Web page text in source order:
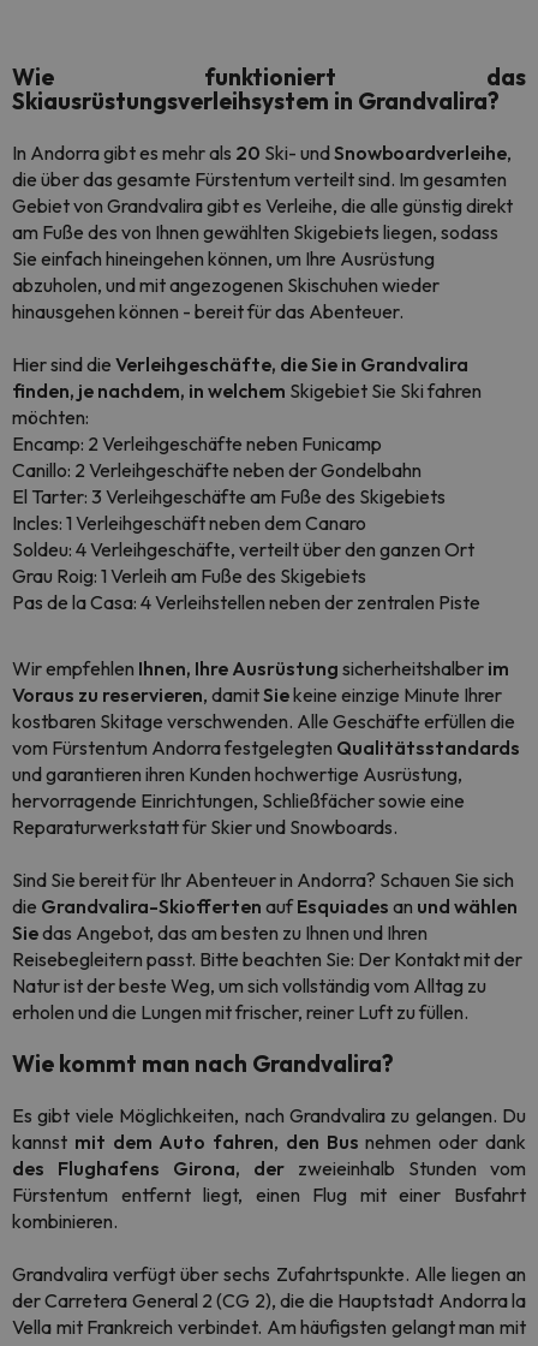
Wie funktioniert das
Skiausrüstungsverleihsystem in Grandvalira?
In Andorra gibt es mehr als 20 Ski- undSnowboardverleihe,
die über das gesamte Fürstentum verteilt sind. Im gesamten
Gebiet von Grandvalira gibt es Verleihe, die alle günstig direkt
am Fuße des von Ihnen gewählten Skigebiets liegen, sodass
Sie einfach hineingehen können, um Ihre Ausrüstung
abzuholen, und mit angezogenen Skischuhen wieder
hinausgehen können - bereit für das Abenteuer.
Hier sind die Verleihgeschäfte, die Sie in Grandvalira
finden, je nachdem, in welchem Skigebiet Sie Ski fahren
möchten:
Encamp: 2 Verleihgeschäfte neben Funicamp
Canillo: 2 Verleihgeschäfte neben der Gondelbahn
El Tarter: 3 Verleihgeschäfte am Fuße des Skigebiets
Incles: 1 Verleihgeschäft neben dem Canaro
Soldeu: 4 Verleihgeschäfte, verteilt über den ganzen Ort
Grau Roig: 1 Verleih am Fuße des Skigebiets
Pas de la Casa: 4 Verleihstellen neben der zentralen Piste
Wir empfehlen Ihnen, Ihre Ausrüstung sicherheitshalber im
Voraus zu reservieren, damitSiekeine einzige Minute Ihrer
kostbaren Skitage verschwenden. Alle Geschäfte erfüllen die
vom Fürstentum Andorra festgelegten Qualitätsstandards
und garantieren ihren Kunden hochwertige Ausrüstung,
hervorragende Einrichtungen, Schließfächer sowie eine
Reparaturwerkstatt für Skier und Snowboards.
Sind Sie bereit für Ihr Abenteuer in Andorra? Schauen Sie sich
die Grandvalira-Skiofferten aufEsquiades an und wählen
Siedas Angebot, das am besten zu Ihnen und Ihren
Reisebegleitern passt. Bitte beachten Sie: Der Kontakt mit der
Natur ist der beste Weg, um sich vollständig vom Alltag zu
erholen und die Lungen mit frischer, reiner Luft zu füllen.
Wie kommt man nach Grandvalira?
Es gibt viele Möglichkeiten, nach Grandvalira zu gelangen. Du
kannst mit dem Auto fahren, den Bus nehmen oder dank
des Flughafens Girona, der zweieinhalb Stunden vom
Fürstentum entfernt liegt, einen Flug mit einer Busfahrt
kombinieren.
Grandvalira verfügt über sechs Zufahrtspunkte. Alle liegen an
der Carretera General 2 (CG 2), die die Hauptstadt Andorra la
Vella mit Frankreich verbindet. Am häufigsten gelangt man mit